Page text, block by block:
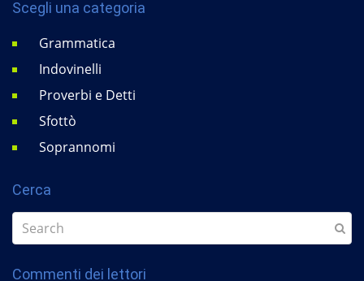
Scegli una categoria
Grammatica
Indovinelli
Proverbi e Detti
Sfottò
Soprannomi
Cerca
Commenti dei lettori